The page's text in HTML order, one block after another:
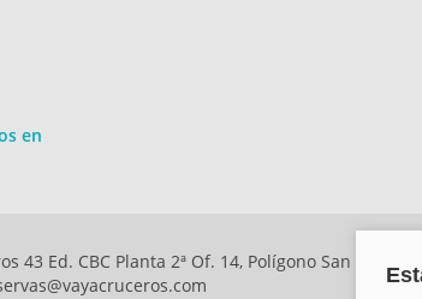
en
Ed. CBC Planta 2ª Of. 14, Polígono San Rafael,